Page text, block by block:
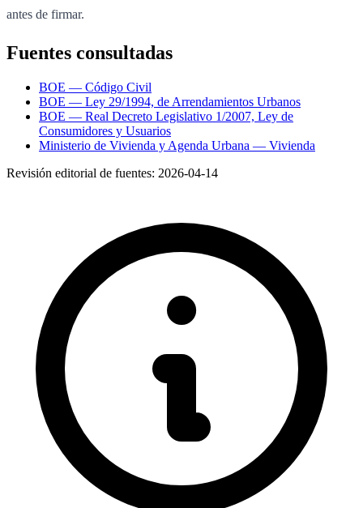
antes de firmar.
Fuentes consultadas
BOE — Código Civil
BOE — Ley 29/1994, de Arrendamientos Urbanos
BOE — Real Decreto Legislativo 1/2007, Ley de
Consumidores y Usuarios
Ministerio de Vivienda y Agenda Urbana — Vivienda
Revisión editorial de fuentes: 2026-04-14